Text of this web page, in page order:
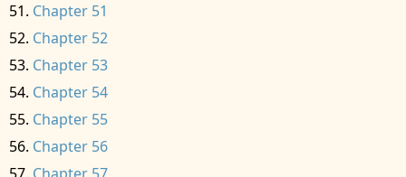
Chapter 51
Chapter 52
Chapter 53
Chapter 54
Chapter 55
Chapter 56